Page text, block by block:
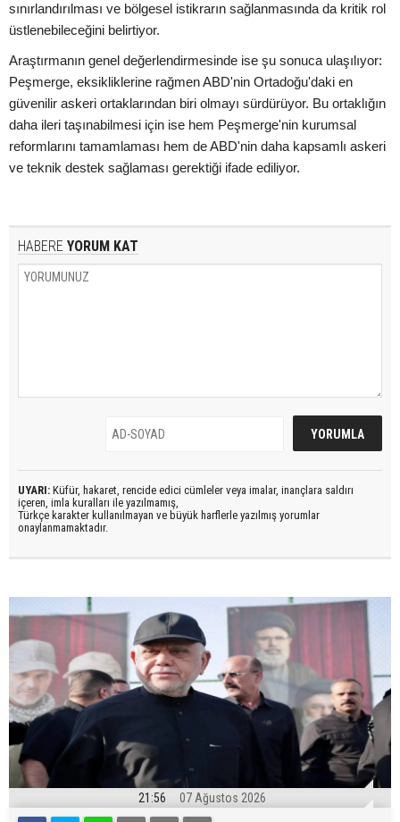
sınırlandırılması ve bölgesel istikrarın sağlanmasında da kritik rol
üstlenebileceğini belirtiyor.
Araştırmanın genel değerlendirmesinde ise şu sonuca ulaşılıyor:
Peşmerge, eksikliklerine rağmen ABD'nin Ortadoğu'daki en
güvenilir askeri ortaklarından biri olmayı sürdürüyor. Bu ortaklığın
daha ileri taşınabilmesi için ise hem Peşmerge'nin kurumsal
reformlarını tamamlaması hem de ABD'nin daha kapsamlı askeri
ve teknik destek sağlaması gerektiği ifade ediliyor.
HABERE YORUM KAT
UYARI: Küfür, hakaret, rencide edici cümleler veya imalar, inançlara saldırı
içeren, imla kuralları ile yazılmamış,
Türkçe karakter kullanılmayan ve büyük harflerle yazılmış yorumlar
onaylanmamaktadır.
21:56 07 Ağustos 2026